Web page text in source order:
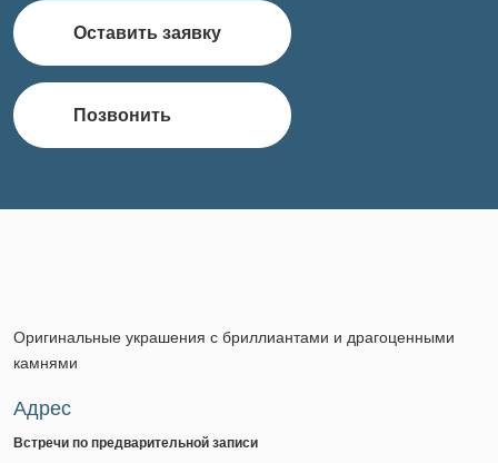
Оставить заявку
Позвонить
Оригинальные украшения с бриллиантами и драгоценными
камнями
Адрес
Встречи по предварительной записи